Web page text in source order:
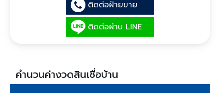
ติดต่อฝ่ายขาย
ติดต่อผ่าน LINE
คำนวนค่างวดสินเชื่อบ้าน